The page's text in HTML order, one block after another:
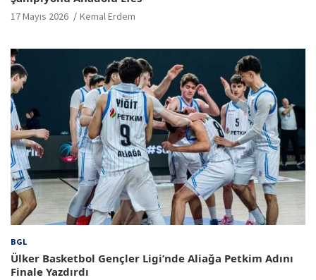
17 Mayıs 2026 Kemal Erdem
BGL
Ülker Basketbol Gençler Ligi’nde Aliağa Petkim Adını
Finale Yazdırdı